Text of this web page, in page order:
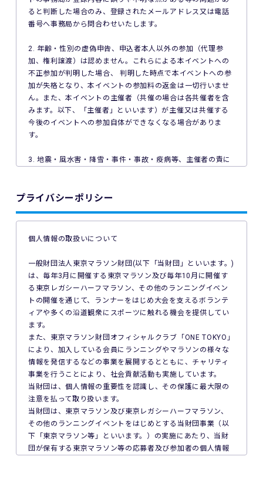
ると判断した場合のみ、登録されたメールアドレス又は電話
番号へ事務局から問合わせいたします。
2. 年齢・性別の虚偽申告、申込者本人以外の参加（代理参
加、権利譲渡）は認めません。これらによる本イベントへの
不正参加が判明した場合、 判明した時点で本イベントへの参
加が失格となり、本イベントの参加料の返金は一切行いませ
ん。また、本イベントの主催者（共催の場合は各共催者を含
みます。以下、「主催者」といいます）が主催又は共催する
今後のイベントへの参加自体ができなくなる場合がありま
す。
3. 地震・風水害・降雪・事件・事故・疫病等、主催者の責に
トへのエントリーができない場合があります。ご利用の端末
切の責任を負いません。
5. 公共交通機関の遅延、道路事情その他いかなる理由による
本イベントへの参加の遅刻又は不参加であっても、主催者は
一切責任を負わず、本イベントの参加料の返金等は一切行い
6. 本イベントの参加料についての領収証は発行いたしませ
7. 主催者は本イベントの参加者の疾病や紛失、その他の事故
に際し、主催者に故意又は重過失がある場合を除き、主催者
が加入する保険の給付額以上の損害を賠償する責任を負いま
せん。なお、本イベントの参加者は、自己の健康状態や体調
に注意を払うものとします。
8. 本イベント中の映像・写真・記事・記録・参加者の氏名、
プライバシーポリシー
個人情報の取扱いについて
一般財団法人東京マラソン財団(以下「当財団」といいます。)
は、毎年3月に開催する東京マラソン及び毎年10月に開催す
る東京レガシーハーフマラソン、その他のランニングイベン
トの開催を通じて、ランナーをはじめ大会を支えるボランテ
ィアや多くの沿道観衆にスポーツに触れる機会を提供してい
ます。
また、東京マラソン財団オフィシャルクラブ「ONE TOKYO」
により、加入している会員にランニングやマラソンの様々な
情報を発信するなどの事業を展開するとともに、チャリティ
事業を行うことにより、社会貢献活動も実施しています。
当財団は、個人情報の重要性を認識し、その保護に最大限の
注意を払って取り扱います。
当財団は、東京マラソン及び東京レガシーハーフマラソン、
その他のランニングイベントをはじめとする当財団事業（以
下「東京マラソン等」といいます。）の実施にあたり、当財
団が保有する東京マラソン等の応募者及び参加者の個人情報